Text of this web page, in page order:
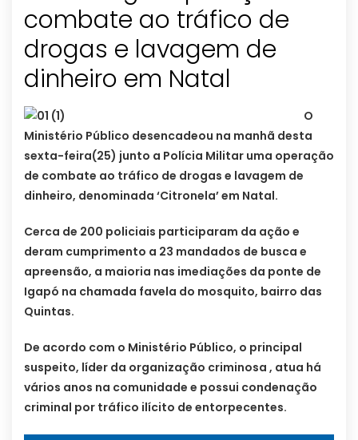
combate ao tráfico de
drogas e lavagem de
dinheiro em Natal
O
Ministério Público desencadeou na manhã desta
sexta-feira(25) junto a Polícia Militar uma operação
de combate ao tráfico de drogas e lavagem de
dinheiro, denominada ‘Citronela’ em Natal.
Cerca de 200 policiais participaram da ação e
deram cumprimento a 23 mandados de busca e
apreensão, a maioria nas imediações da ponte de
Igapó na chamada favela do mosquito, bairro das
Quintas.
De acordo com o Ministério Público, o principal
suspeito, líder da organização criminosa , atua há
vários anos na comunidade e possui condenação
criminal por tráfico ilícito de entorpecentes.